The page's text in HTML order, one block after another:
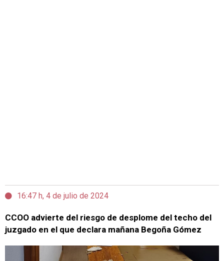
16:47 h, 4 de julio de 2024
CCOO advierte del riesgo de desplome del techo del
juzgado en el que declara mañana Begoña Gómez